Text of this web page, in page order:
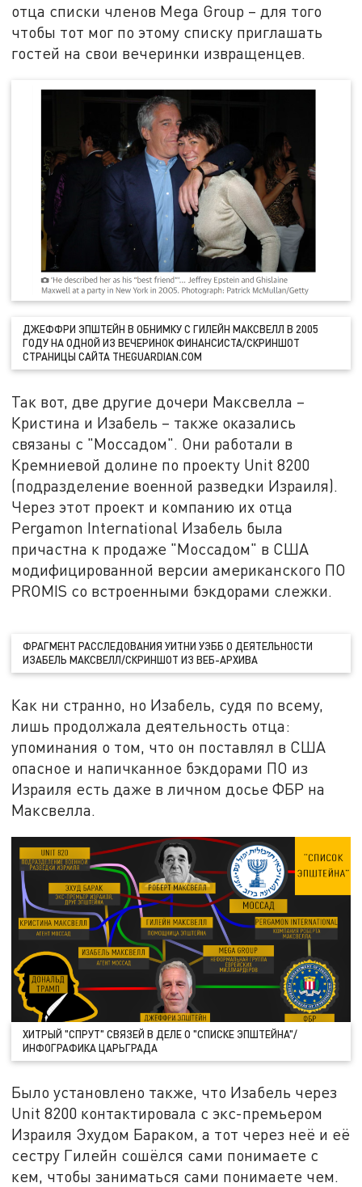
отца списки членов Mega Group – для того
чтобы тот мог по этому списку приглашать
гостей на свои вечеринки извращенцев.
ДЖЕФФРИ ЭПШТЕЙН В ОБНИМКУ С ГИЛЕЙН МАКСВЕЛЛ В 2005
ГОДУ НА ОДНОЙ ИЗ ВЕЧЕРИНОК ФИНАНСИСТА/СКРИНШОТ
СТРАНИЦЫ САЙТА THEGUARDIAN.COM
Так вот, две другие дочери Максвелла –
Кристина и Изабель – также оказались
связаны с "Моссадом". Они работали в
Кремниевой долине по проекту Unit 8200
(подразделение военной разведки Израиля).
Через этот проект и компанию их отца
Pergamon International Изабель была
причастна к продаже "Моссадом" в США
модифицированной версии американского ПО
PROMIS со встроенными бэкдорами слежки.
ФРАГМЕНТ РАССЛЕДОВАНИЯ УИТНИ УЭББ О ДЕЯТЕЛЬНОСТИ
ИЗАБЕЛЬ МАКСВЕЛЛ/СКРИНШОТ ИЗ ВЕБ-АРХИВА
Как ни странно, но Изабель, судя по всему,
лишь продолжала деятельность отца:
упоминания о том, что он поставлял в США
опасное и напичканное бэкдорами ПО из
Израиля есть даже в личном досье ФБР на
Максвелла.
ХИТРЫЙ "СПРУТ" СВЯЗЕЙ В ДЕЛЕ О "СПИСКЕ ЭПШТЕЙНА"/
ИНФОГРАФИКА ЦАРЬГРАДА
Было установлено также, что Изабель через
Unit 8200 контактировала с экс-премьером
Израиля Эхудом Бараком, а тот через неё и её
сестру Гилейн сошёлся сами понимаете с
кем, чтобы заниматься сами понимаете чем.